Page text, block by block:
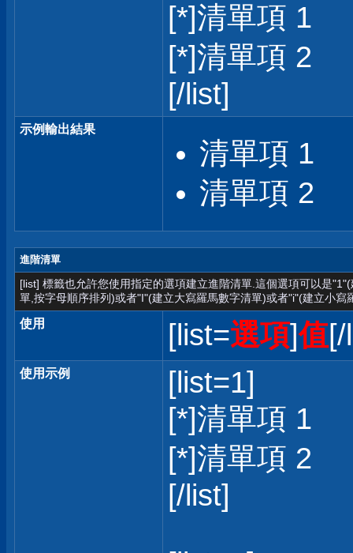
[*]清單項 1
[*]清單項 2
[/list]
示例輸出結果
清單項 1
清單項 2
進階清單
[list] 標籤也允許您使用指定的選項建立進階清單.這個選項可以是
單,按字母順序排列)或者"I"(建立大寫羅馬數字清單)或者"i"(建立小寫
使用 [list=選項]值
使用示例
[list=1]
[*]清單項 1
[*]清單項 2
[/list]